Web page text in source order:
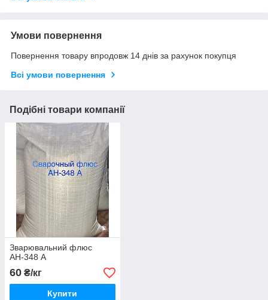
Умови повернення
Повернення товару впродовж 14 днів за рахунок покупця
Всі умови повернення
Подібні товари компанії
Зварювальний флюс
АН-348 А
60 ₴/кг
Купити